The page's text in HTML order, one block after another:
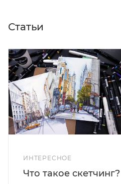
Статьи
ИНТЕРЕСНОЕ
Что такое скетчинг?